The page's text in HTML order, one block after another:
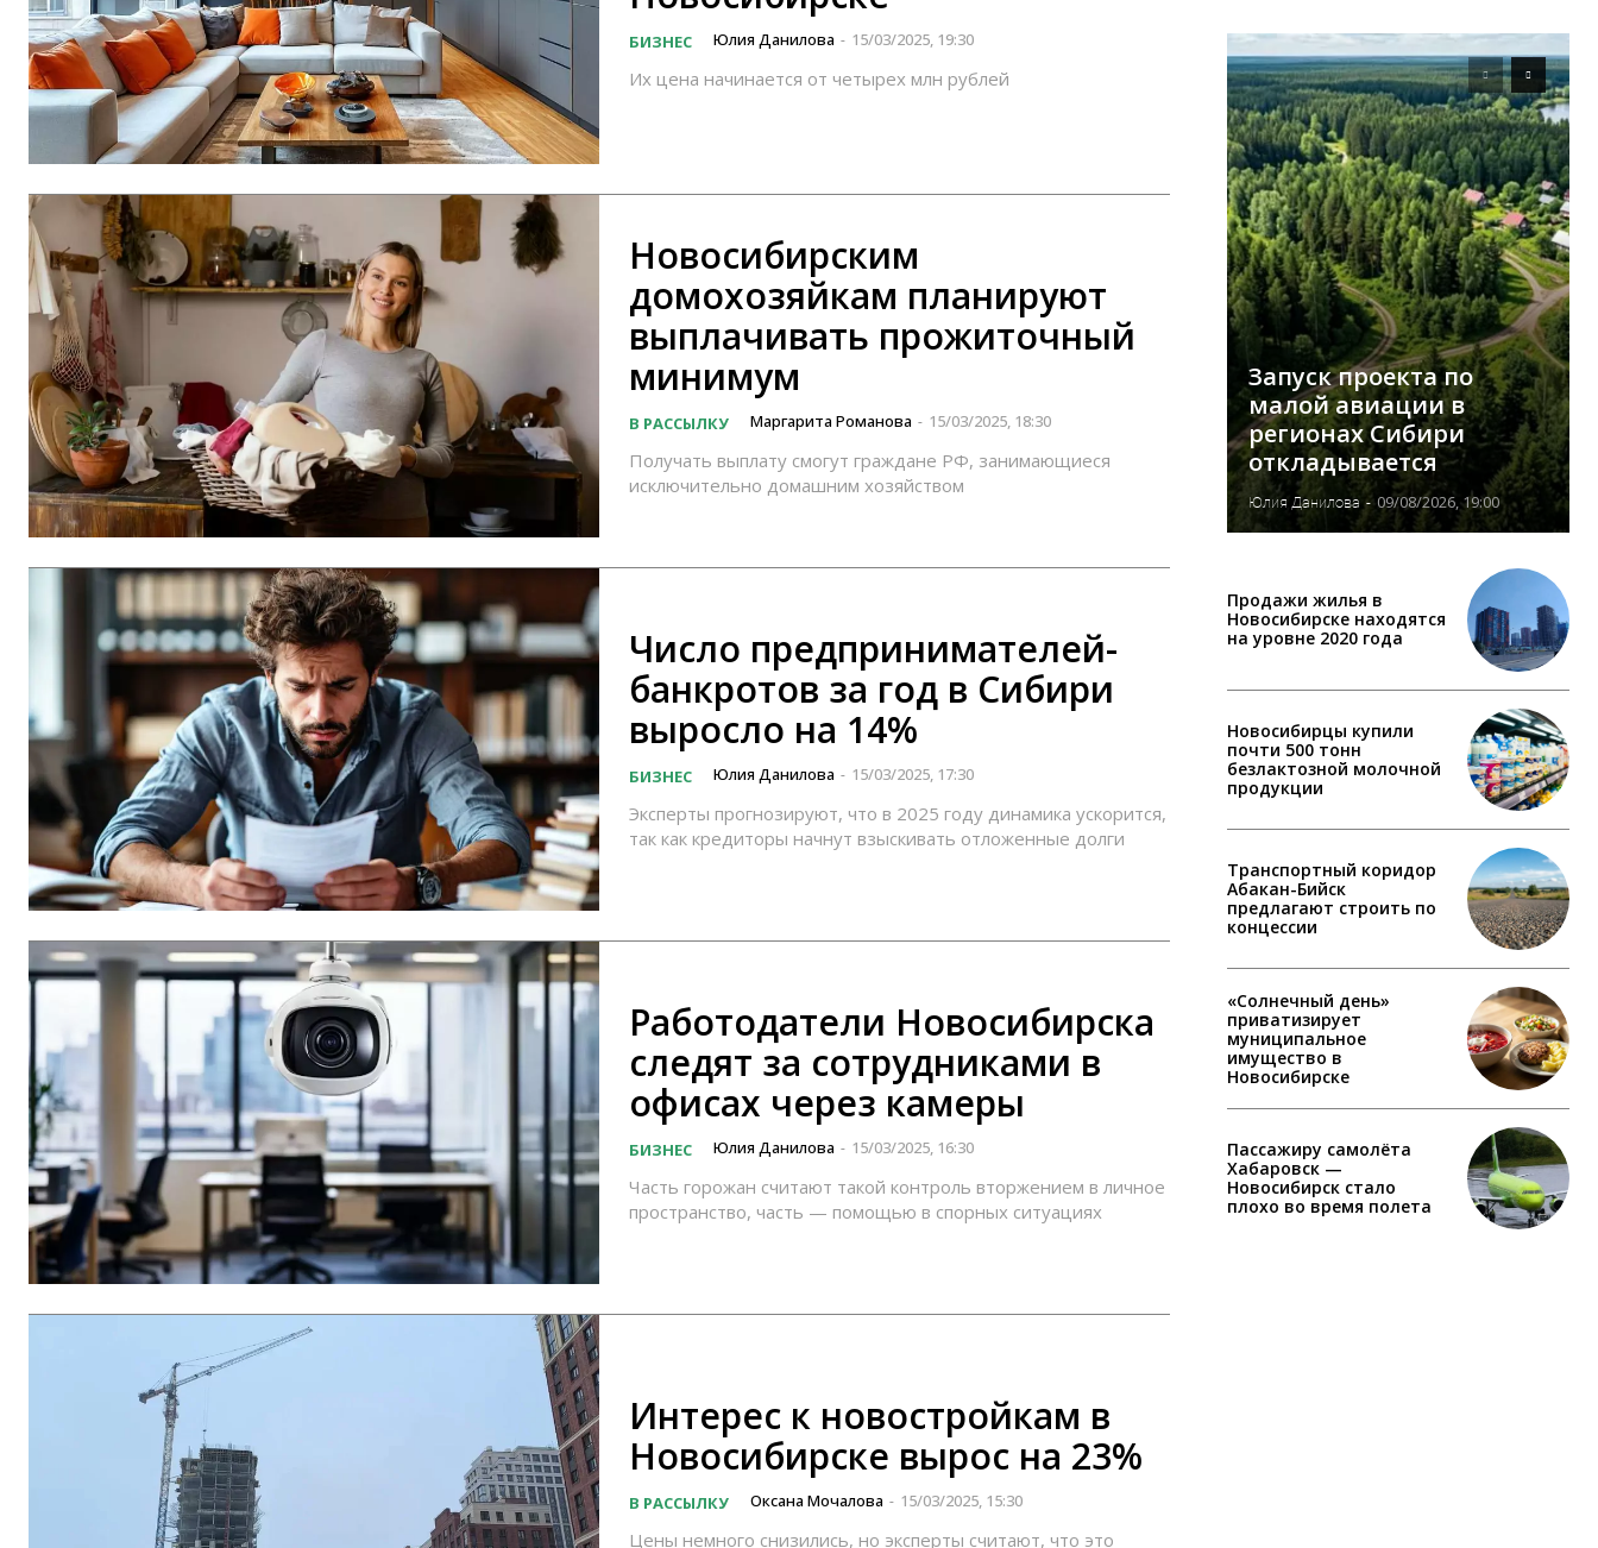
БИЗНЕС Юлия Данилова - 15/03/2025, 19:30
Их цена начинается от четырех млн рублей
Новосибирским
домохозяйкам планируют
выплачивать прожиточный
минимум
В РАССЫЛКУ Маргарита Романова - 15/03/2025, 18:30
Получать выплату смогут граждане РФ, занимающиеся
исключительно домашним хозяйством
Число предпринимателей-
банкротов за год в Сибири
выросло на 14%
БИЗНЕС Юлия Данилова - 15/03/2025, 17:30
Эксперты прогнозируют, что в 2025 году динамика ускорится,
так как кредиторы начнут взыскивать отложенные долги
Работодатели Новосибирска
следят за сотрудниками в
офисах через камеры
БИЗНЕС Юлия Данилова - 15/03/2025, 16:30
Часть горожан считают такой контроль вторжением в личное
пространство, часть — помощью в спорных ситуациях
Интерес к новостройкам в
Новосибирске вырос на 23%
В РАССЫЛКУ Оксана Мочалова - 15/03/2025, 15:30
Цены немного снизились, но эксперты считают, что это
Запуск проекта по
малой авиации в
регионах Сибири
откладывается
Юлия Данилова - 09/08/2026, 19:00
Продажи жилья в
Новосибирске находятся
на уровне 2020 года
Новосибирцы купили
почти 500 тонн
безлактозной молочной
продукции
Транспортный коридор
Абакан-Бийск
предлагают строить по
концессии
«Солнечный день»
приватизирует
муниципальное
имущество в
Новосибирске
Пассажиру самолёта
Хабаровск —
Новосибирск стало
плохо во время полета